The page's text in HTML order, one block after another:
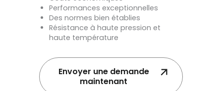
Performances exceptionnelles
Des normes bien établies
Résistance à haute pression et
haute température
Envoyer une demande
maintenant